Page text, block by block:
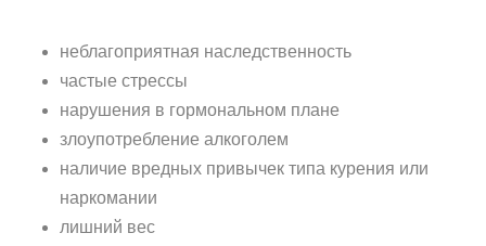
неблагоприятная наследственность
частые стрессы
нарушения в гормональном плане
злоупотребление алкоголем
наличие вредных привычек типа курения или
наркомании
лишний вес